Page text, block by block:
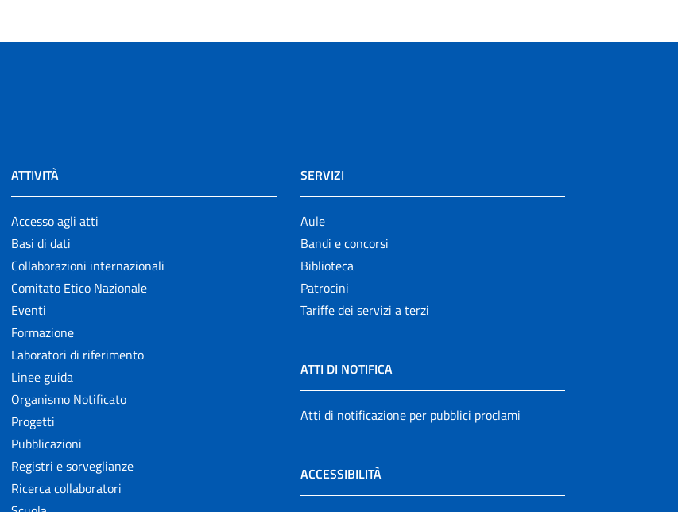
ATTIVITÀ
Accesso agli atti
Basi di dati
Collaborazioni internazionali
Comitato Etico Nazionale
Eventi
Formazione
Laboratori di riferimento
Linee guida
Organismo Notificato
Progetti
Pubblicazioni
Registri e sorveglianze
Ricerca collaboratori
SERVIZI
Aule
Bandi e concorsi
Biblioteca
Patrocini
Tariffe dei servizi a terzi
ATTI DI NOTIFICA
Atti di notificazione per pubblici proclami
ACCESSIBILITÀ